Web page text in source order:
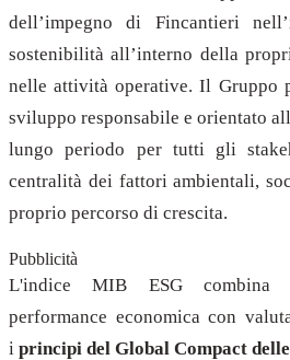
dell’impegno di Fincantieri
sostenibilità all’interno della
nelle attività operative. Il Gruppo
sviluppo responsabile e orientato
lungo periodo per tutti gli
centralità dei fattori ambientali,
proprio percorso di crescita.
Pubblicità
L'indice MIB ESG combina
performance economica con
i principi del Global Compact